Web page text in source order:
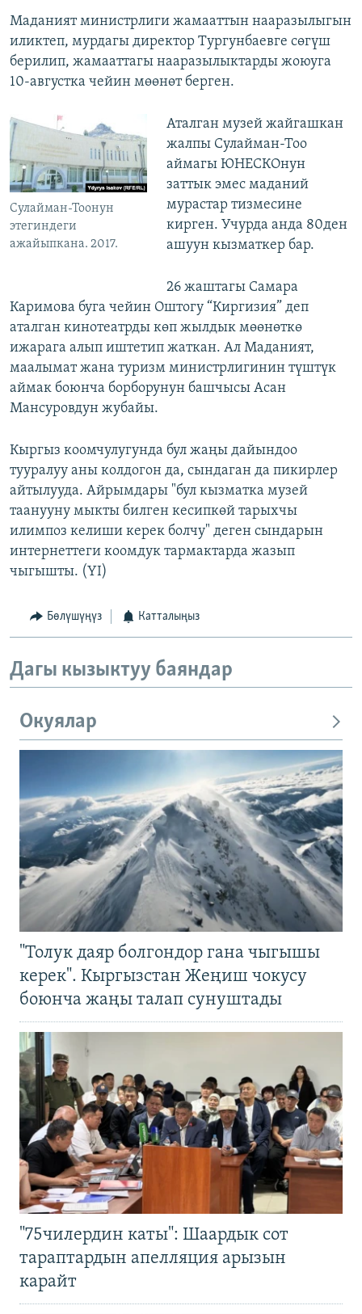
Маданият министрлиги жамааттын нааразылыгын
иликтеп, мурдагы директор Тургунбаевге сөгүш
берилип, жамааттагы нааразылыктарды жоюуга
10-августка чейин мөөнөт берген.
Сулайман-Тоонун
этегиндеги
ажайыпкана. 2017.
Аталган музей жайгашкан
жалпы Сулайман-Тоо
аймагы ЮНЕСКОнун
заттык эмес маданий
мурастар тизмесине
кирген. Учурда анда 80ден
ашуун кызматкер бар.
26 жаштагы Самара
Каримова буга чейин Оштогу “Киргизия” деп
аталган кинотеатрды көп жылдык мөөнөткө
ижарага алып иштетип жаткан. Ал Маданият,
маалымат жана туризм министрлигинин түштүк
аймак боюнча борборунун башчысы Асан
Мансуровдун жубайы.
Кыргыз коомчулугунда бул жаңы дайындоо
тууралуу аны колдогон да, сындаган да пикирлер
айтылууда. Айрымдары "бул кызматка музей
таанууну мыкты билген кесипкөй тарыхчы
илимпоз келиши керек болчу" деген сындарын
интернеттеги коомдук тармактарда жазып
чыгышты. (YI)
Бөлүшүңүз Катталыңыз
Дагы кызыктуу баяндар
Окуялар
"Толук даяр болгондор гана чыгышы
керек". Кыргызстан Жеңиш чокусу
боюнча жаңы талап сунуштады
"75чилердин каты": Шаардык сот
тараптардын апелляция арызын
карайт